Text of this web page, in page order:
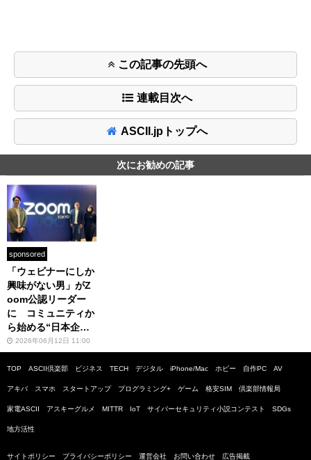
この記事の先頭へ
連載目次へ
ASCII.jpトップへ
次にお勧めの記事
sponsored
「ウェビナーにしか
興味がない男」がZ
oom公認リーダー
に コミュニティか
ら始める“日本企業
のウェビナー変革”
2026年06月12日 11:00
TOP ASCII倶楽部 ビジネス TECH デジタル iPhone/Mac ホビー 自作PC AV
アキバ スマホ スタートアップ プログラミング+ ゲーム 格安SIM 倶楽部情報局
家電ASCII アスキーグルメ MITTR IoT サイバーセキュリティ小説コンテスト SDGs
地方活性
サイトポリシー プライバシーポリシー 運営会社 お問い合わせ 広告掲載